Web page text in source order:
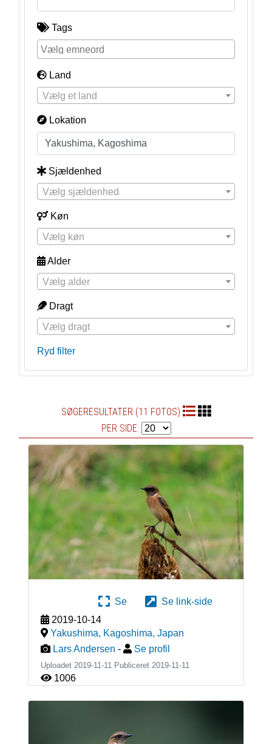
Tags
Land
Vælg et land
Lokation
Sjældenhed
Vælg sjældenhed
Køn
Vælg køn
Alder
Vælg alder
Dragt
Vælg dragt
Ryd filter
SØGERESULTATER (11 FOTOS)
PER SIDE:
Se
Se link-side
2019-10-14
Yakushima, Kagoshima, Japan
Lars Andersen - Se profil
Uploadet 2019-11-11 Publiceret 2019-11-11
1006